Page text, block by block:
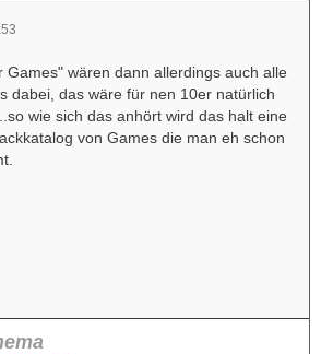
Games" wären dann allerdings auch alle
dabei, das wäre für nen 10er natürlich
wie sich das anhört wird das halt eine
von Games die man eh schon